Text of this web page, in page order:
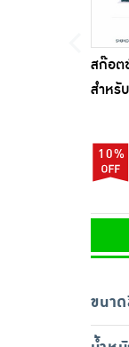
สก๊อต
สำหรั
10%
ขนา